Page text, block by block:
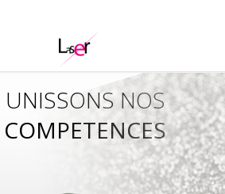
COMPETENCES
UNISSONS NOS